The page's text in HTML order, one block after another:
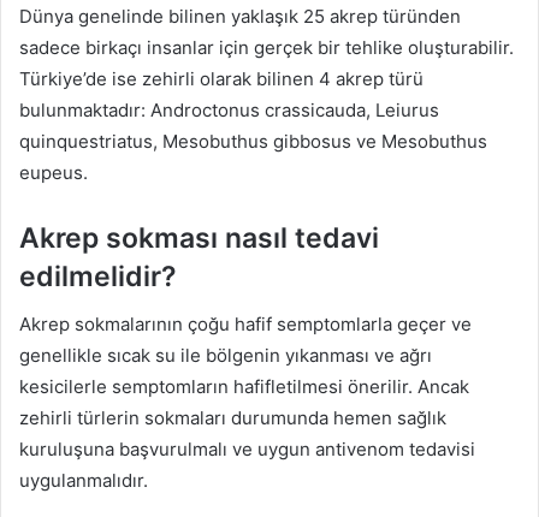
Dünya genelinde bilinen yaklaşık 25 akrep türünden
sadece birkaçı insanlar için gerçek bir tehlike oluşturabilir.
Türkiye’de ise zehirli olarak bilinen 4 akrep türü
bulunmaktadır: Androctonus crassicauda, Leiurus
quinquestriatus, Mesobuthus gibbosus ve Mesobuthus
eupeus.
Akrep sokması nasıl tedavi
edilmelidir?
Akrep sokmalarının çoğu hafif semptomlarla geçer ve
genellikle sıcak su ile bölgenin yıkanması ve ağrı
kesicilerle semptomların hafifletilmesi önerilir. Ancak
zehirli türlerin sokmaları durumunda hemen sağlık
kuruluşuna başvurulmalı ve uygun antivenom tedavisi
uygulanmalıdır.